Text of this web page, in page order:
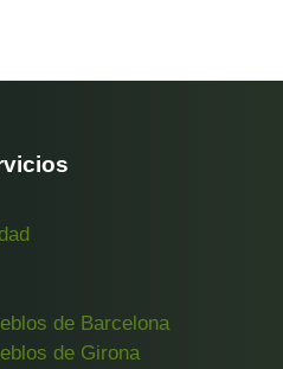
de Barcelona
de Girona